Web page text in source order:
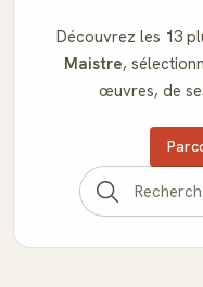
Découvrez les 13
Maistre,
œuvres, de